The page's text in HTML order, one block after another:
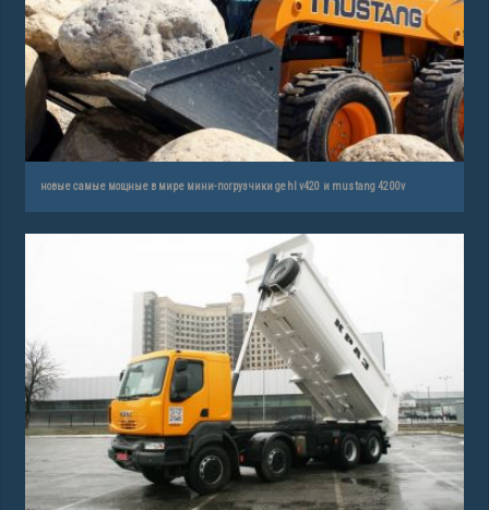
новые самые мощные в мире мини-погрузчики gehl v420 и mustang 4200v